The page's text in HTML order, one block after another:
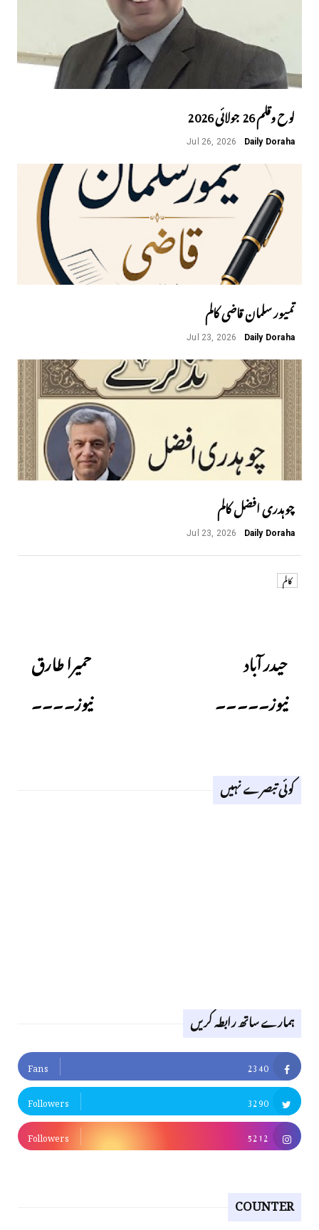
لوح وقلم 26 جولائی 2026
Daily Doraha
Jul 26, 2026
تمیور سلمان قاضی کالم
Daily Doraha
Jul 23, 2026
چوہدری افضل کالم
Daily Doraha
Jul 23, 2026
کالم
حیدر آباد
نیوز۔۔۔۔۔
حمیرا طارق
نیوز۔۔۔۔
کوئی تبصرے نہیں
ہمارے ساتھ رابطہ کریں
2340
Fans
3290
Followers
5212
Followers
COUNTER